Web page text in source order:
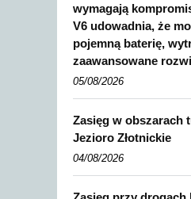
wymagają
V6 udowadnia, że
pojemną baterię,
zaawansowane
05/08/2026
Zasięg w obszarach
Jezioro Złotnickie
04/08/2026